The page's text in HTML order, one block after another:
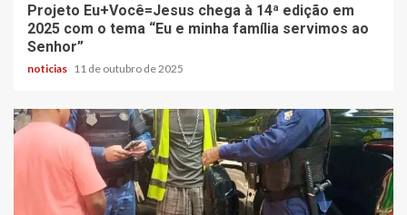
Projeto Eu+Você=Jesus chega à 14ª edição em
2025 com o tema “Eu e minha família servimos ao
Senhor”
noticias 11 de outubro de 2025